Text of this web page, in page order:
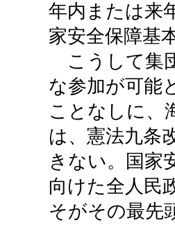
年内または来
家安全保障基
こうして集
な参加が可能
ことなしに、
は、憲法九条
きない。国家
向けた全人民
そがその最先